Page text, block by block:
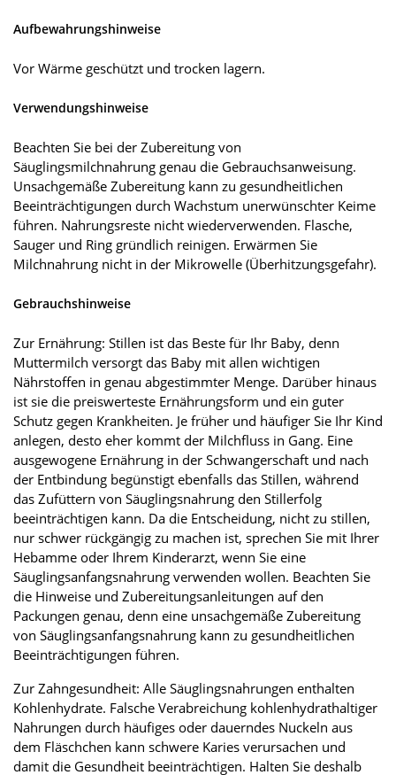
Aufbewahrungshinweise
Vor Wärme geschützt und trocken lagern.
Verwendungshinweise
Beachten Sie bei der Zubereitung von
Säuglingsmilchnahrung genau die Gebrauchsanweisung.
Unsachgemäße Zubereitung kann zu gesundheitlichen
Beeinträchtigungen durch Wachstum unerwünschter Keime
führen. Nahrungsreste nicht wiederverwenden. Flasche,
Sauger und Ring gründlich reinigen. Erwärmen Sie
Milchnahrung nicht in der Mikrowelle (Überhitzungsgefahr).
Gebrauchshinweise
Zur Ernährung: Stillen ist das Beste für Ihr Baby, denn
Muttermilch versorgt das Baby mit allen wichtigen
Nährstoffen in genau abgestimmter Menge. Darüber hinaus
ist sie die preiswerteste Ernährungsform und ein guter
Schutz gegen Krankheiten. Je früher und häufiger Sie Ihr Kind
anlegen, desto eher kommt der Milchfluss in Gang. Eine
ausgewogene Ernährung in der Schwangerschaft und nach
der Entbindung begünstigt ebenfalls das Stillen, während
das Zufüttern von Säuglingsnahrung den Stillerfolg
beeinträchtigen kann. Da die Entscheidung, nicht zu stillen,
nur schwer rückgängig zu machen ist, sprechen Sie mit Ihrer
Hebamme oder Ihrem Kinderarzt, wenn Sie eine
Säuglingsanfangsnahrung verwenden wollen. Beachten Sie
die Hinweise und Zubereitungsanleitungen auf den
Packungen genau, denn eine unsachgemäße Zubereitung
von Säuglingsanfangsnahrung kann zu gesundheitlichen
Beeinträchtigungen führen.
Zur Zahngesundheit: Alle Säuglingsnahrungen enthalten
Kohlenhydrate. Falsche Verabreichung kohlenhydrathaltiger
Nahrungen durch häufiges oder dauerndes Nuckeln aus
dem Fläschchen kann schwere Karies verursachen und
damit die Gesundheit beeinträchtigen. Halten Sie deshalb